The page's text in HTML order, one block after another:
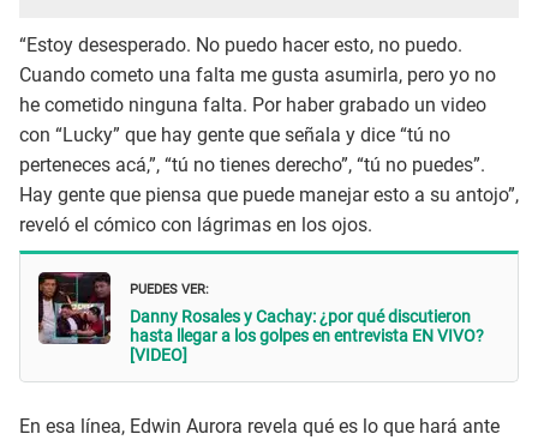
“Estoy desesperado. No puedo hacer esto, no puedo.
Cuando cometo una falta me gusta asumirla, pero yo no
he cometido ninguna falta. Por haber grabado un video
con “Lucky” que hay gente que señala y dice “tú no
perteneces acá,”, “tú no tienes derecho”, “tú no puedes”.
Hay gente que piensa que puede manejar esto a su antojo”,
reveló el cómico con lágrimas en los ojos.
PUEDES VER:
Danny Rosales y Cachay: ¿por qué discutieron
hasta llegar a los golpes en entrevista EN VIVO?
[VIDEO]
En esa línea, Edwin Aurora revela qué es lo que hará ante